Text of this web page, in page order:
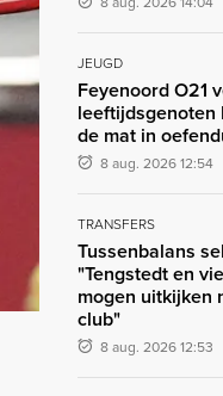
JEUGD
Feyenoord O21
leeftijdsgenoten
de mat in
8 aug. 2026 12:54
TRANSFERS
Tussenbalans
"Tengstedt en
mogen uitkijken
club"
8 aug. 2026 12:53